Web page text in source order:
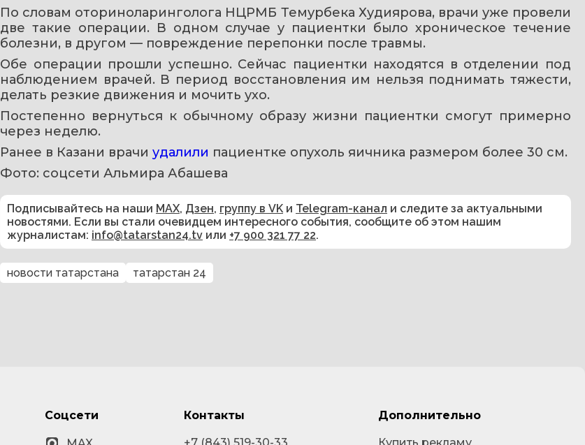
По словам оториноларинголога НЦРМБ Темурбека Худиярова, врачи уже провели
две такие операции. В одном случае у пациентки было хроническое течение
болезни, в другом — повреждение перепонки после травмы.
Обе операции прошли успешно. Сейчас пациентки находятся в отделении под
наблюдением врачей. В период восстановления им нельзя поднимать тяжести,
делать резкие движения и мочить ухо.
Постепенно вернуться к обычному образу жизни пациентки смогут примерно
через неделю.
Ранее в Казани врачи удалили пациентке опухоль яичника размером более 30 см.
Фото: соцсети Альмира Абашева
Подписывайтесь на наши MAX, Дзен, группу в VK и Telegram-канал и следите за актуальными
новостями. Если вы стали очевидцем интересного события, сообщите об этом нашим
журналистам: info@tatarstan24.tv или +7 900 321 77 22.
новости татарстана татарстан 24
Соцсети Контакты Дополнительно